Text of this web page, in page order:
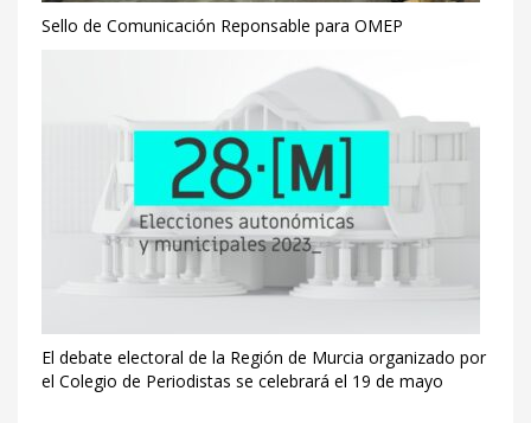
Sello de Comunicación Reponsable para OMEP
El debate electoral de la Región de Murcia organizado por
el Colegio de Periodistas se celebrará el 19 de mayo